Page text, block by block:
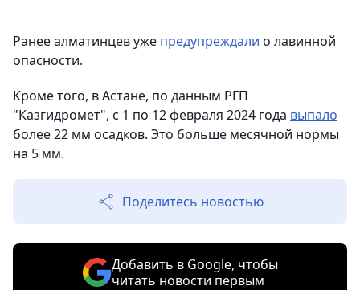
Ранее алматинцев уже предупреждали о лавинной
опасности.
Кроме того, в Астане, по данным РГП
"Казгидромет", с 1 по 12 февраля 2024 года выпало
более 22 мм осадков. Это больше месячной нормы
на 5 мм.
Поделитесь новостью
Добавить в Google, чтобы
читать новости первым